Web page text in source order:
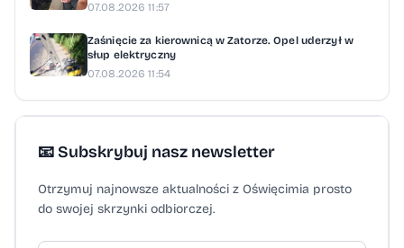
07.08.2026 11:57
Zaśnięcie za kierownicą w Zatorze. Opel uderzył w
słup elektryczny
07.08.2026 11:54
📧 Subskrybuj nasz newsletter
Otrzymuj najnowsze aktualności z Oświęcimia prosto
do swojej skrzynki odbiorczej.